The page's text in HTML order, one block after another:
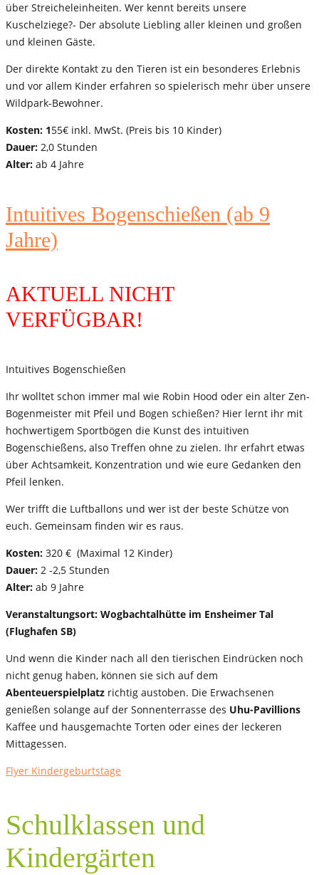
über Streicheleinheiten. Wer kennt bereits unsere
Kuschelziege?- Der absolute Liebling aller kleinen und großen
und kleinen Gäste.
Der direkte Kontakt zu den Tieren ist ein besonderes Erlebnis
und vor allem Kinder erfahren so spielerisch mehr über unsere
Wildpark-Bewohner.
Kosten: 155€ inkl. MwSt. (Preis bis 10 Kinder)
Dauer: 2,0 Stunden
Alter: ab 4 Jahre
Intuitives Bogenschießen (ab 9
Jahre)
AKTUELL NICHT
VERFÜGBAR!
Intuitives Bogenschießen
Ihr wolltet schon immer mal wie Robin Hood oder ein alter Zen-
Bogenmeister mit Pfeil und Bogen schießen? Hier lernt ihr mit
hochwertigem Sportbögen die Kunst des intuitiven
Bogenschießens, also Treffen ohne zu zielen. Ihr erfahrt etwas
über Achtsamkeit, Konzentration und wie eure Gedanken den
Pfeil lenken.
Wer trifft die Luftballons und wer ist der beste Schütze von
euch. Gemeinsam finden wir es raus.
Kosten: 320 € (Maximal 12 Kinder)
Dauer: 2 -2,5 Stunden
Alter: ab 9 Jahre
Veranstaltungsort: Wogbachtalhütte im Ensheimer Tal
(Flughafen SB)
Und wenn die Kinder nach all den tierischen Eindrücken noch
nicht genug haben, können sie sich auf dem
Abenteuerspielplatz richtig austoben. Die Erwachsenen
genießen solange auf der Sonnenterrasse des Uhu-Pavillions
Kaffee und hausgemachte Torten oder eines der leckeren
Mittagessen.
Flyer Kindergeburtstage
Schulklassen und
Kindergärten